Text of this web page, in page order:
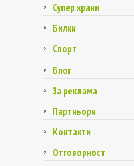
Супер храни
Билки
Спорт
Блог
За реклама
Партньори
Контакти
Отговорност